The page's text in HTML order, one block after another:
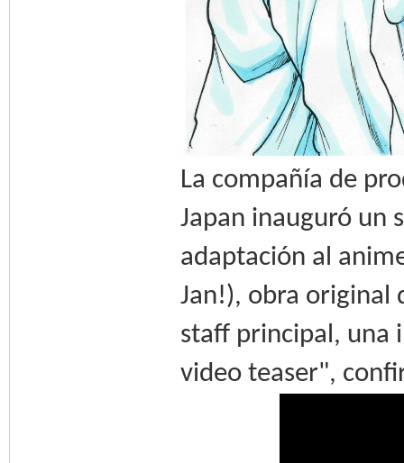
La compañía de
Japan inauguró un
adaptación al
Jan!), obra original
staff principal, una
video teaser",